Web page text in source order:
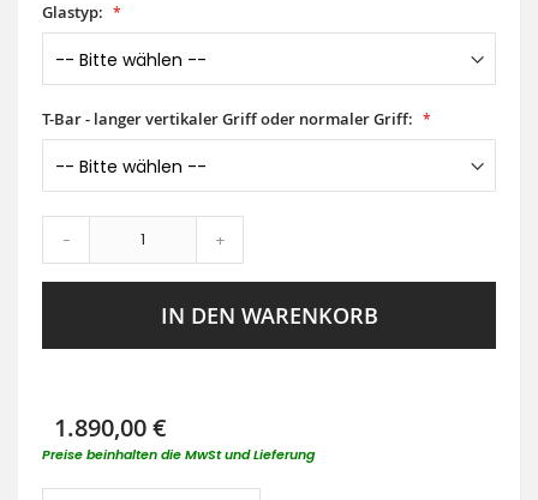
Glastyp:
T-Bar - langer vertikaler Griff oder normaler Griff:
- +
IN DEN WARENKORB
1.890,00 €
Preise beinhalten die MwSt und Lieferung